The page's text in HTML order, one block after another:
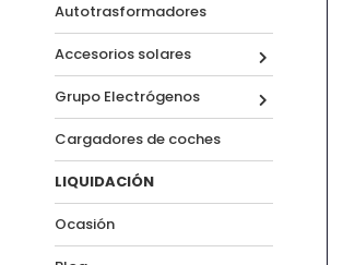
Autotrasformadores
Accesorios solares
Grupo Electrógenos
Cargadores de coches
LIQUIDACIÓN
Ocasión